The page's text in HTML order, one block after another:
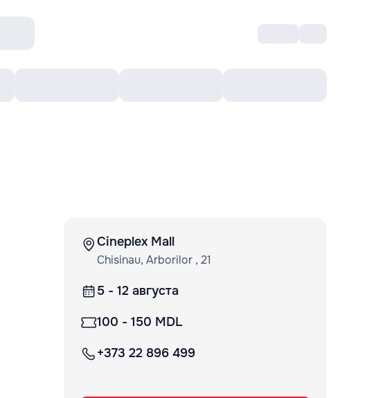
Cineplex Mall
Chisinau, Arborilor , 21
5 - 12 августа
100 - 150 MDL
+373 22 896 499